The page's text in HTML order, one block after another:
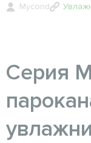
Mycond
Серия